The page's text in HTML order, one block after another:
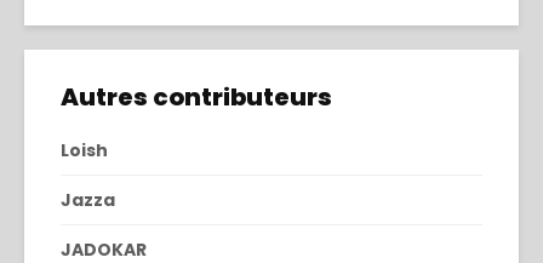
Autres contributeurs
Loish
Jazza
JADOKAR